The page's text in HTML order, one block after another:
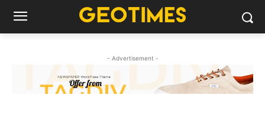
- Advertisement -